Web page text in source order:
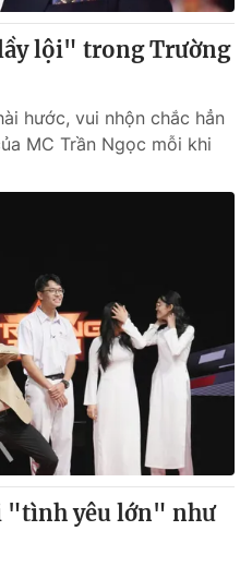
lội" trong Trường
hước, vui nhộn chắc hẳn
MC Trần Ngọc mỗi khi
"tình yêu lớn" như